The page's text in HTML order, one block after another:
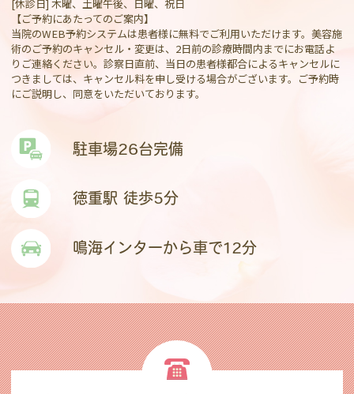
[休診日] 木曜、土曜午後、日曜、祝日
【ご予約にあたってのご案内】
当院のWEB予約システムは患者様に無料でご利用いただけます。美容施
術のご予約のキャンセル・変更は、2日前の診療時間内までにお電話よ
りご連絡ください。診察日直前、当日の患者様都合によるキャンセルに
つきましては、キャンセル料を申し受ける場合がございます。ご予約時
にご説明し、同意をいただいております。
駐車場26台完備
徳重駅 徒歩5分
鳴海インターから車で12分